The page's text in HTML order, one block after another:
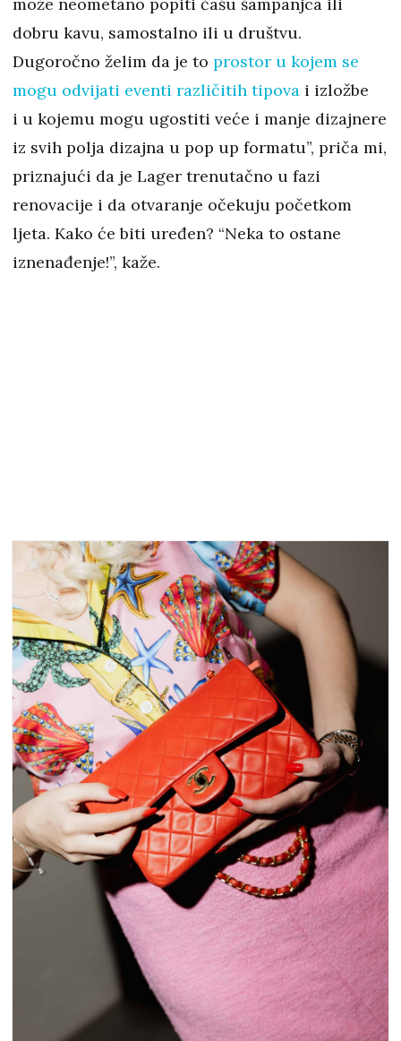
dobru kavu, samostalno ili u društvu.
Dugoročno želim da je to prostor u kojem se
mogu odvijati eventi različitih tipova i izložbe
i u kojemu mogu ugostiti veće i manje dizajnere
iz svih polja dizajna u pop up formatu”, priča mi,
priznajući da je Lager trenutačno u fazi
renovacije i da otvaranje očekuju početkom
ljeta. Kako će biti uređen? “Neka to ostane
iznenađenje!”, kaže.